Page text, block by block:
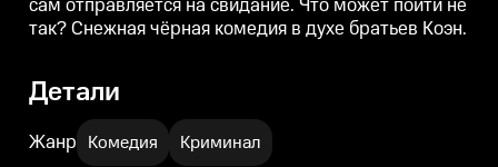
сам отправляется на свидание. Что может пойти не
так? Снежная чёрная комедия в духе братьев Коэн.
Детали
Жанр Комедия Криминал